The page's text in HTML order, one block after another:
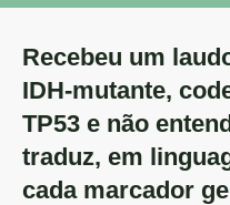
Recebeu um
IDH-mutante,
TP53 e não
traduz, em
cada marcador